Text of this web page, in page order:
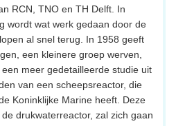
RCN, TNO en TH Delft. In
wordt wat werk gedaan door de
al snel terug. In 1958 geeft
een kleinere groep werven,
meer gedetailleerde studie uit
van een scheepsreactor, die
Koninklijke Marine heeft. Deze
drukwaterreactor, zal zich gaan